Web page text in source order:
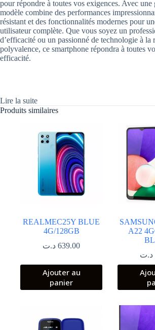
pour répondre à toutes vos exigences. Avec une
modèle combine des performances
résistant et des fonctionnalités modernes pour
utilisateur complète. Que vous soyez un
d’efficacité ou un passionné de technologie à la
polyvalence, ce smartphone répondra à toutes
efficacité.
Lire la suite
Produits similaires
REALMEC25Y BLUE
4G/128GB
639.00 د.ت
Ajouter au
panier
A22
د.ت